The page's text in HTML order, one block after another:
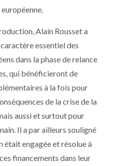
Alain Rousset a
essentiel des
dans la phase de relance
qui bénéficieront de
à la fois pour
de la crise de la
aussi et surtout pour
Il a par ailleurs souligné
était engagée et résolue à
financements dans leur